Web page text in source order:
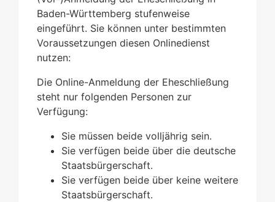
Baden-Württemberg stufenweise
eingeführt. Sie können unter bestimmten
Voraussetzungen diesen Onlinedienst
nutzen:
Die Online-Anmeldung der Eheschließung
steht nur folgenden Personen zur
Verfügung:
Sie müssen beide volljährig sein.
Sie verfügen beide über die deutsche
Staatsbürgerschaft.
Sie verfügen beide über keine weitere
Staatsbürgerschaft.